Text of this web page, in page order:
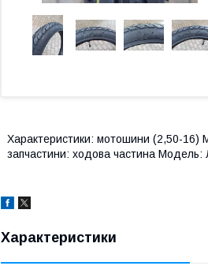
Характеристики: мотошини (2,50-16)
запчастини: ходова частина
Характеристики